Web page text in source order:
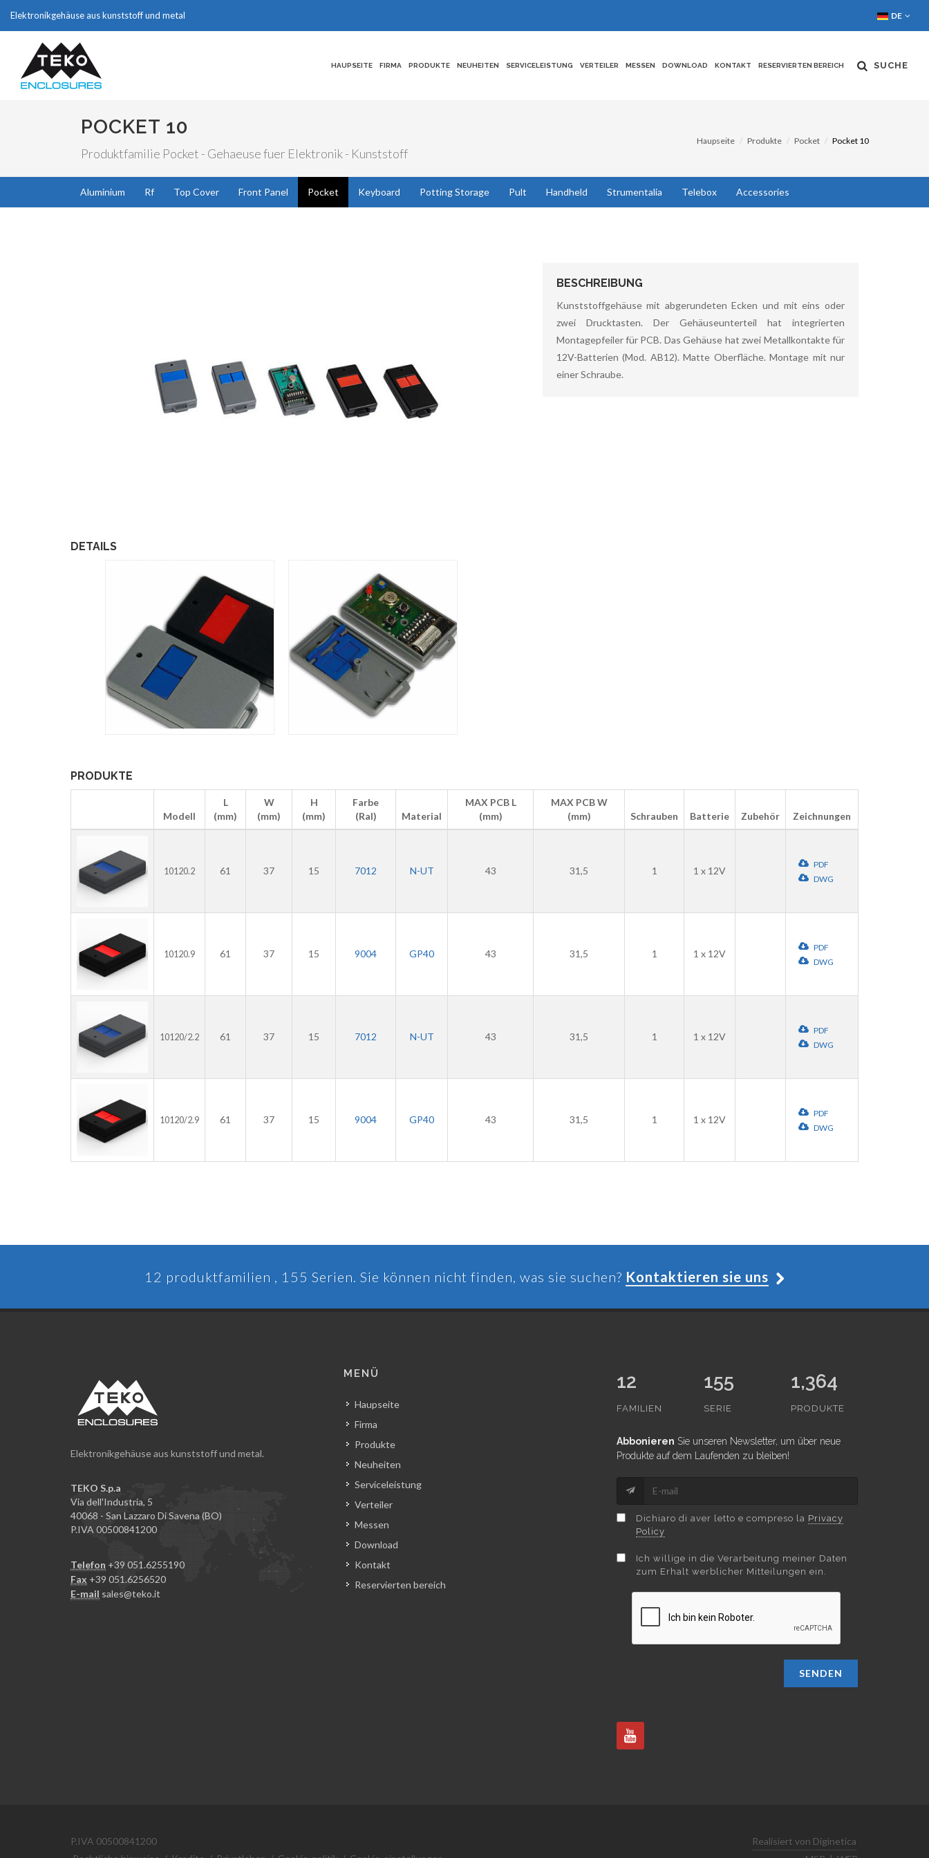
Elektronikgehäuse aus kunststoff und metal DE
HAUPSEITE FIRMA PRODUKTE NEUHEITEN SERVICELEISTUNG VERTEILER MESSEN DOWNLOAD KONTAKT RESERVIERTEN BEREICH SUCHE
POCKET 10
Produktfamilie Pocket - Gehaeuse fuer Elektronik - Kunststoff
Haupseite Produkte Pocket Pocket 10
Aluminium Rf Top Cover Front Panel Pocket Keyboard Potting Storage Pult Handheld Strumentalia Telebox Accessories
BESCHREIBUNG
Kunststoffgehäuse mit abgerundeten Ecken und mit eins oder
zwei Drucktasten. Der Gehäuseunterteil hat integrierten
Montagepfeiler für PCB. Das Gehäuse hat zwei Metallkontakte für
12V-Batterien (Mod. AB12). Matte Oberfläche. Montage mit nur
einer Schraube.
DETAILS
PRODUKTE
Modell
L
(mm)
W
(mm)
H
(mm)
Farbe
(Ral)
Material
MAX PCB L
(mm)
MAX PCB W
(mm)
Schrauben Batterie Zubehör Zeichnungen
10120.2 61 37 15 7012 N-UT 43 31,5 1 1 x 12V
PDF
DWG
10120.9 61 37 15 9004 GP40 43 31,5 1 1 x 12V
PDF
DWG
10120/2.2 61 37 15 7012 N-UT 43 31,5 1 1 x 12V
PDF
DWG
10120/2.9 61 37 15 9004 GP40 43 31,5 1 1 x 12V
PDF
DWG
12 produktfamilien , 155 Serien. Sie können nicht finden, was sie suchen? Kontaktieren sie uns
Elektronikgehäuse aus kunststoff und metal.
TEKO S.p.a
Via dell'Industria, 5
40068 - San Lazzaro Di Savena (BO)
P.IVA 00500841200
Telefon +39 051.6255190
Fax +39 051.6256520
E-mail sales@teko.it
MENÜ
Haupseite
Firma
Produkte
Neuheiten
Serviceleistung
Verteiler
Messen
Download
Kontakt
Reservierten bereich
12
FAMILIEN
155
SERIE
1,364
PRODUKTE
Abbonieren Sie unseren Newsletter, um über neue
Produkte auf dem Laufenden zu bleiben!
Dichiaro di aver letto e compreso la Privacy
Policy
Ich willige in die Verarbeitung meiner Daten
zum Erhalt werblicher Mitteilungen ein.
SENDEN
P.IVA 00500841200
Realisiert von Diginetica